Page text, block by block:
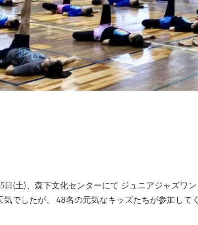
(土)、森下文化センターにて ジュニアジャズワン
でしたが、 48名の元気なキッズたちが参加してく